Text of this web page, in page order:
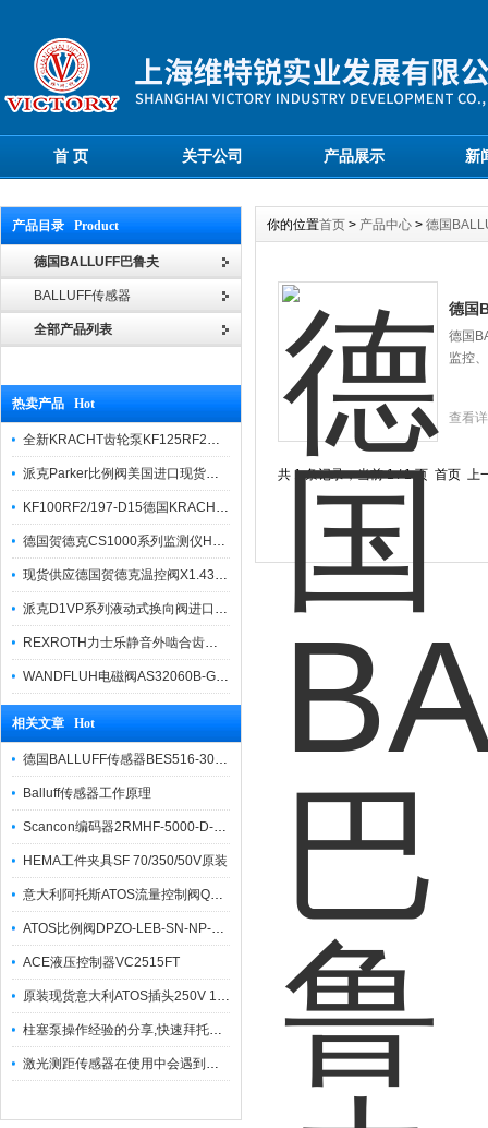
首 页 关于公司 产品展示 新
产品目录 Product
德国BALLUFF巴鲁夫
BALLUFF传感器
全部产品列表
热卖产品 Hot
全新KRACHT齿轮泵KF125RF2选型样本
派克Parker比例阀美国进口现货报价
KF100RF2/197-D15德国KRACHT克拉克原装齿轮泵
德国贺德克CS1000系列监测仪HYDAC
现货供应德国贺德克温控阀X1.437.25.100
派克D1VP系列液动式换向阀进口产品报价
REXROTH力士乐静音外啮合齿轮泵AZPT现货
WANDFLUH电磁阀AS32060B-G24授权代理商
相关文章 Hot
德国BALLUFF传感器BES516-300-S342-S4-N介绍
Balluff传感器工作原理
Scancon编码器2RMHF-5000-D-05-14-50-0型号
HEMA工件夹具SF 70/350/50V原装
意大利阿托斯ATOS流量控制阀QV-06/6 60现货出售
ATOS比例阀DPZO-LEB-SN-NP-270-L5 20技术参数
ACE液压控制器VC2515FT
原装现货意大利ATOS插头250V 10A
柱塞泵操作经验的分享,快速拜托新手的关键
激光测距传感器在使用中会遇到以下问题
你的位置首页 > 产品中心 > 德国
德国
德国
监控
查看
共 1 条记录，当前 1 / 1 页 首页